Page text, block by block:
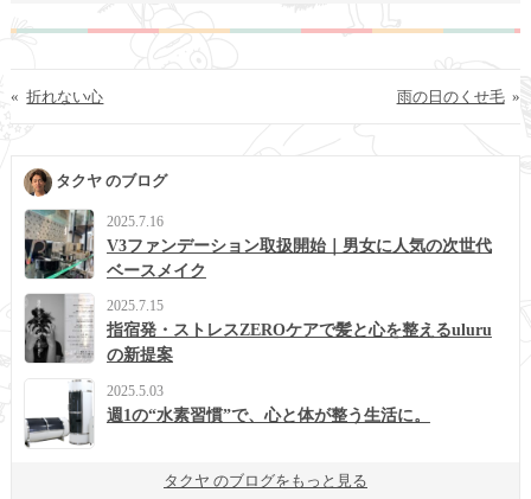
« 折れない心 »
雨の日のくせ毛
タクヤ のブログ
2025.7.16
V3ファンデーション取扱開始｜男女に人気の次世代
ベースメイク
2025.7.15
指宿発・ストレスZEROケアで髪と心を整えるuluru
の新提案
2025.5.03
週1の“水素習慣”で、心と体が整う生活に。
タクヤ のブログをもっと見る